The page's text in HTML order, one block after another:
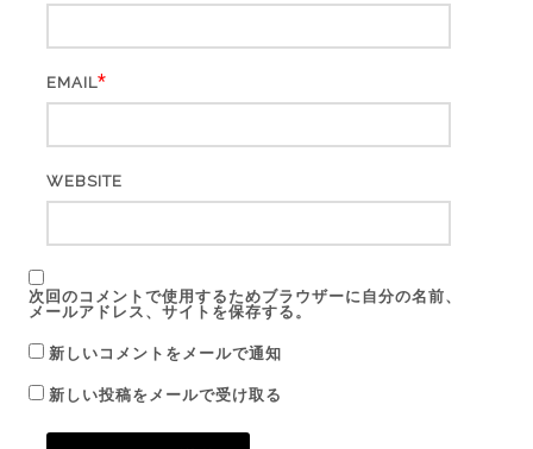
EMAIL*
WEBSITE
次回のコメントで使用するためブラウザーに自分の名前、
メールアドレス、サイトを保存する。
新しいコメントをメールで通知
新しい投稿をメールで受け取る